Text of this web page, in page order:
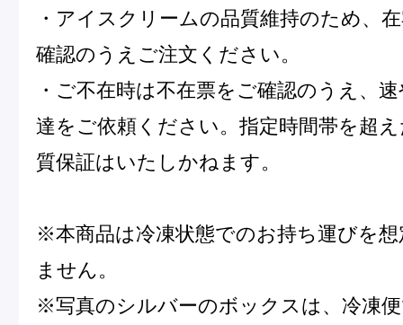
お知らせ
Journal & Informations
フルーツとヨーグルトのマカ
＜麻布台ヒ
・アイスクリームの品質維持のため、
確認のうえご注文ください。
・ご不在時は不在票をご確認のうえ、
達をご依頼ください。指定時間帯を超
質保証はいたしかねます。
※本商品は冷凍状態でのお持ち運びを
ません。
※写真のシルバーのボックスは、冷凍